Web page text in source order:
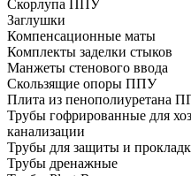
Скорлупа ППУ
Заглушки
Компенсационные маты
Комплекты заделки стыков
Манжеты стенового ввода
Скользящие опоры ППУ
Плита из пенополиуретана
Трубы гофрированные для
канализации
Трубы для защиты и
Трубы дренажные